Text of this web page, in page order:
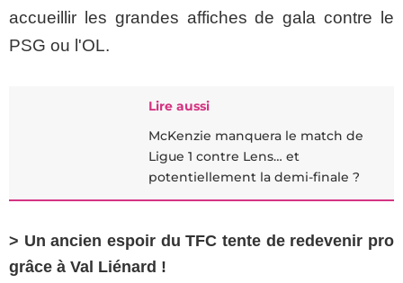
accueillir les grandes affiches de gala contre le
PSG ou l'OL.
Lire aussi
McKenzie manquera le match de
Ligue 1 contre Lens… et
potentiellement la demi-finale ?
> Un ancien espoir du TFC tente de redevenir pro
grâce à Val Liénard !